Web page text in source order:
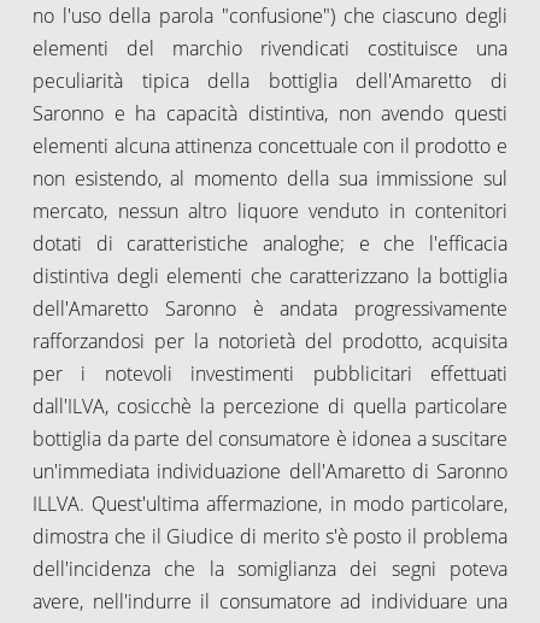
no l'uso della parola "confusione") che ciascuno degli
elementi del marchio rivendicati costituisce una
peculiarità tipica della bottiglia dell'Amaretto di
Saronno e ha capacità distintiva, non avendo questi
elementi alcuna attinenza concettuale con il prodotto e
non esistendo, al momento della sua immissione sul
mercato, nessun altro liquore venduto in contenitori
dotati di caratteristiche analoghe; e che l'efficacia
distintiva degli elementi che caratterizzano la bottiglia
dell'Amaretto Saronno è andata progressivamente
rafforzandosi per la notorietà del prodotto, acquisita
per i notevoli investimenti pubblicitari effettuati
dall'ILVA, cosicchè la percezione di quella particolare
bottiglia da parte del consumatore è idonea a suscitare
un'immediata individuazione dell'Amaretto di Saronno
ILLVA. Quest'ultima affermazione, in modo particolare,
dimostra che il Giudice di merito s'è posto il problema
dell'incidenza che la somiglianza dei segni poteva
avere, nell'indurre il consumatore ad individuare una